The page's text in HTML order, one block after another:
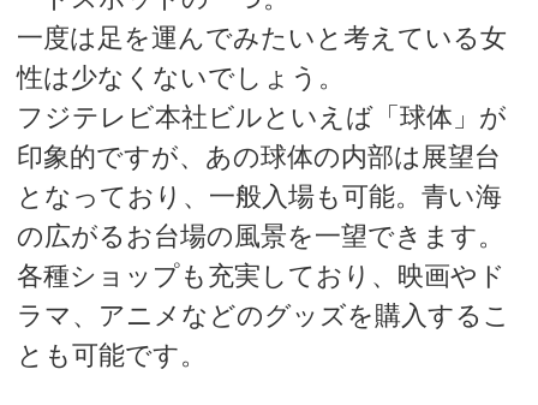
一度は足を運んでみたいと考えている女
性は少なくないでしょう。
フジテレビ本社ビルといえば「球体」が
印象的ですが、あの球体の内部は展望台
となっており、一般入場も可能。青い海
の広がるお台場の風景を一望できます。
各種ショップも充実しており、映画やド
ラマ、アニメなどのグッズを購入するこ
とも可能です。